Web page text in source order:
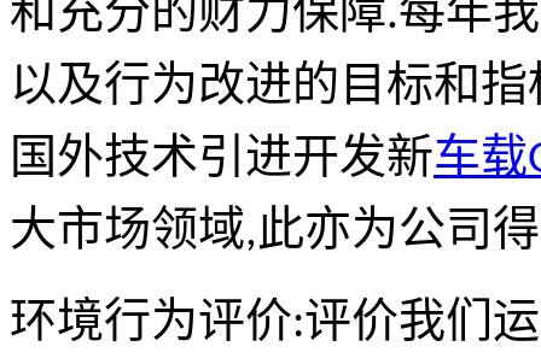
和充分的财力保障.每年
以及行为改进的目标和
国外技术引进开发新车载
大市场领域,此亦为公司
环境行为评价:评价我们